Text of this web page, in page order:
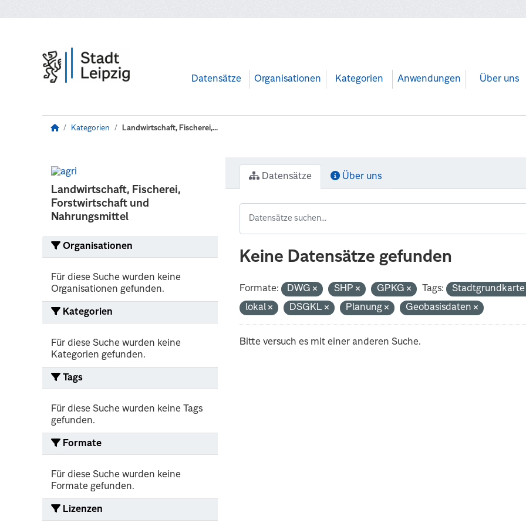
Datensätze Organisationen Kategorien Anwendungen Über uns
Kategorien Landwirtschaft, Fischerei,...
Landwirtschaft, Fischerei,
Forstwirtschaft und
Nahrungsmittel
Organisationen
Für diese Suche wurden keine
Organisationen gefunden.
Kategorien
Für diese Suche wurden keine
Kategorien gefunden.
Tags
Für diese Suche wurden keine Tags
gefunden.
Formate
Für diese Suche wurden keine
Formate gefunden.
Lizenzen
Datensätze Über uns
Keine Datensätze gefunden
Formate: DWG SHP GPKG Tags:
lokal
DSGKL Planung Geobasisdaten
Bitte versuch es mit einer anderen Suche.